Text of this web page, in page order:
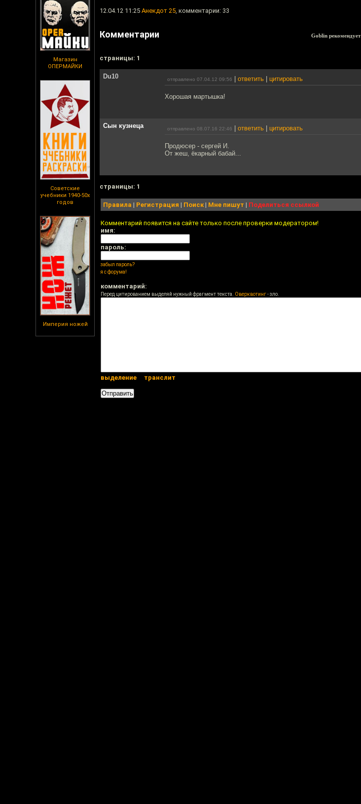
Магазин
ОПЕРМАЙКИ
Советские
учебники 1940-50х
годов
Империя ножей
12.04.12 11:25 Анекдот 25, комментарии: 33
Комментарии Goblin рекомендует
cтраницы: 1
Du10 отправлено 07.04.12 09:56 ответить цитировать
Хорошая мартышка!
Сын кузнеца отправлено 08.07.16 22:46 ответить цитировать
Продюсер - сергей И.
От жеш, ёкарный бабай...
cтраницы: 1
Правила | Регистрация | Поиск| Мне пишут | Поделиться ссылкой
Комментарий появится на сайте только после проверки модератором!
имя:
пароль:
забыл пароль?
я с форума!
комментарий:
Перед цитированием выделяй нужный фрагмент текста. Оверквотинг- зло.
выделение транслит